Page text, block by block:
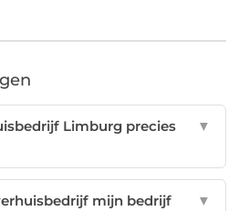
Limburg precies
▼
mijn bedrijf
▼